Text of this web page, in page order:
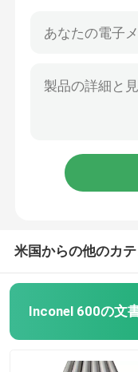
モネル合金 400
米国からの他のカ
Inconel 600の文